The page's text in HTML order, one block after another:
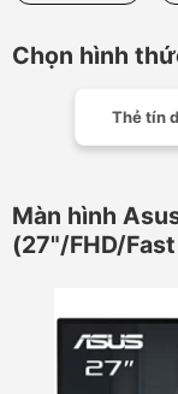
Chọn hình
Thẻ tín
Màn hình
(27"/FHD/